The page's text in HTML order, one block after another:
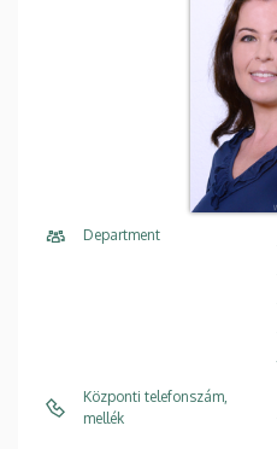
Department
Központi telefonszám,
mellék